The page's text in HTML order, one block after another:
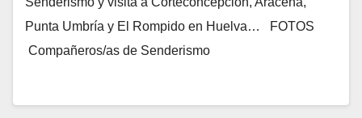
Punta Umbría y El Rompido en Huelva… FOTOS
Compañeros/as de Senderismo